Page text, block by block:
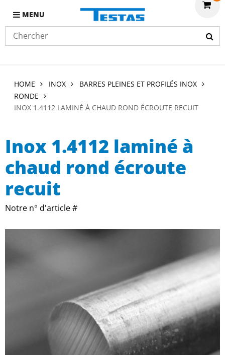
MENU
HOME INOX
BARRES PLEINES ET PROFILÉS INOX
RONDE
INOX 1.4112 LAMINÉ À CHAUD ROND ÉCROUTE RECUIT
Inox 1.4112 laminé à
chaud rond écroute
recuit
Notre n° d'article #